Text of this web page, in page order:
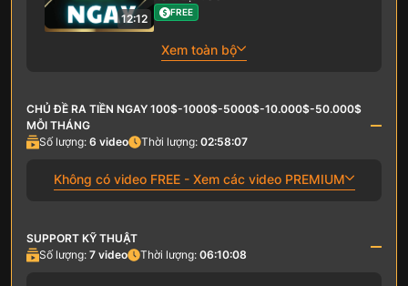
12:12
FREE
Xem toàn bộ
CHỦ ĐỀ RA TIỀN NGAY 100$-1000$-5000$-10.000$-50.000$
MỖI THÁNG
Số lượng: 6 video Thời lượng: 02:58:07
Không có video FREE - Xem các video PREMIUM
SUPPORT KỸ THUẬT
Số lượng: 7 video Thời lượng: 06:10:08